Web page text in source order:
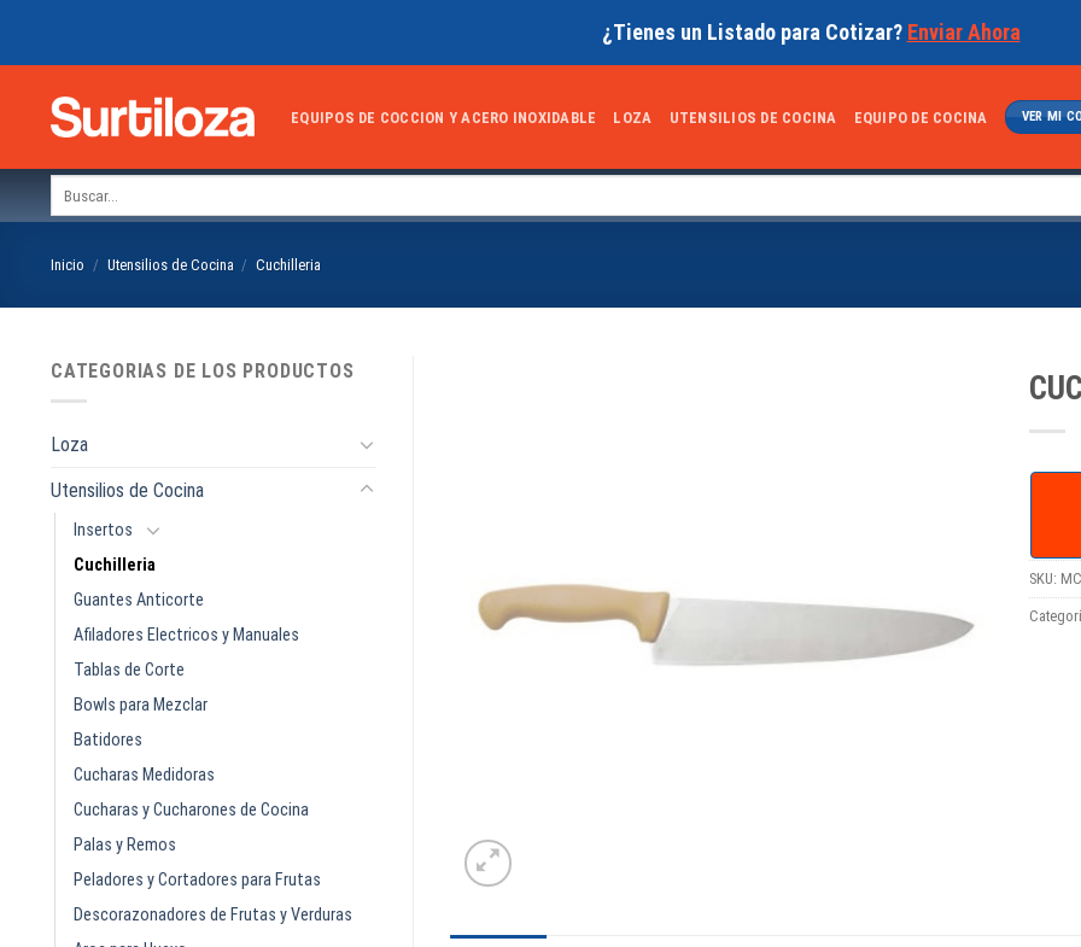
¿Tienes un Listado para Cotizar? Enviar Ahora
EQUIPOS DE COCCION Y ACERO INOXIDABLE LOZA UTENSILIOS DE COCINA EQUIPO DE COCINA VER MI
Inicio / Utensilios de Cocina / Cuchilleria
CATEGORIAS DE LOS PRODUCTOS
Loza
Utensilios de Cocina
Insertos
Cuchilleria
Guantes Anticorte
Afiladores Electricos y Manuales
Tablas de Corte
Bowls para Mezclar
Batidores
Cucharas Medidoras
Cucharas y Cucharones de Cocina
Palas y Remos
Peladores y Cortadores para Frutas
Descorazonadores de Frutas y Verduras
SKU: